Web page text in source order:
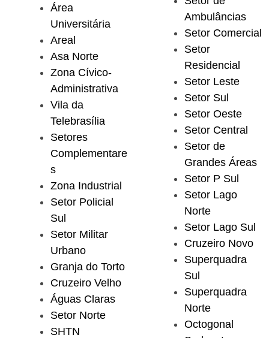
Área
Universitária
Areal
Asa Norte
Zona Cívico-
Administrativa
Vila da
Telebrasília
Setores
Complementare
s
Zona Industrial
Setor Policial
Sul
Setor Militar
Urbano
Granja do Torto
Cruzeiro Velho
Águas Claras
Setor Norte
SHTN
Ambulâncias
Setor Comercial
Setor
Residencial
Setor Leste
Setor Sul
Setor Oeste
Setor Central
Setor de
Grandes Áreas
Setor P Sul
Setor Lago
Norte
Setor Lago Sul
Cruzeiro Novo
Superquadra
Sul
Superquadra
Norte
Octogonal